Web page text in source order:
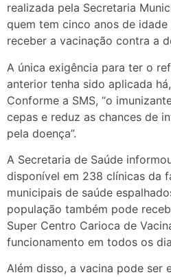
realizada pela Secretaria
quem tem cinco anos de
receber a vacinação contra a
A única exigência para ter o
anterior tenha sido aplicada
Conforme a SMS, “o
cepas e reduz as chances de
pela doença”.
A Secretaria de Saúde
disponível em 238 clínicas da
municipais de saúde
população também pode
Super Centro Carioca de
funcionamento em todos os
Além disso, a vacina pode ser